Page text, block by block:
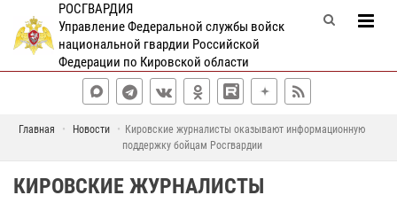
РОСГВАРДИЯ
Управление Федеральной службы войск
национальной гвардии Российской
Федерации по Кировской области
Главная Новости
Кировские журналисты оказывают информационную
поддержку бойцам Росгвардии
КИРОВСКИЕ ЖУРНАЛИСТЫ